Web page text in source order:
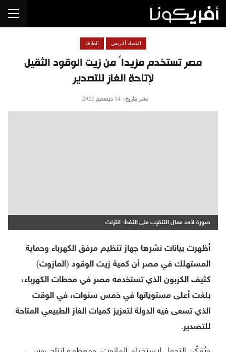
مصر تستخدم مزيداً من زيت الوقود الثقيل
لإتاحة الغاز للتصدير
اقتصاد أفريقي الطاقة
نشر بتاريخ: 14 ديسمبر 2022
صورة لأحد عمال التنقيب على النفط- انترنت
أظهرت بيانات نشرها جهاز تنظيم مرفق الكهرباء وحماية
المستهلك في مصر أن كمية زيت الوقود (المازوت)
كثيف الكربون الذي تستخدمه مصر في محطات الكهرباء،
بلغت أعلى مستوياتها في خمس سنوات، في الوقت
الذي تسعى فيه الدولة لتعزيز كميات الغاز الطبيعي المتاحة
للتصدير.